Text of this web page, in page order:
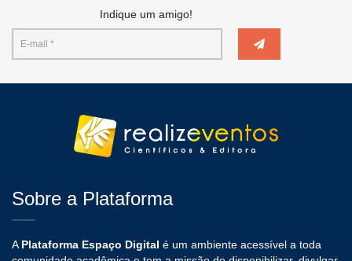
Indique um amigo!
Sobre a Plataforma
A Plataforma Espaço Digital é um ambiente acessível a toda